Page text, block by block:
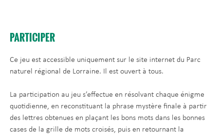
PARTICIPER
Ce jeu est accessible uniquement sur le site internet du Parc
naturel régional de Lorraine. Il est ouvert à tous.
La participation au jeu s’effectue en résolvant chaque énigme
quotidienne, en reconstituant la phrase mystère finale à partir
des lettres obtenues en plaçant les bons mots dans les bonnes
cases de la grille de mots croisés, puis en retournant la